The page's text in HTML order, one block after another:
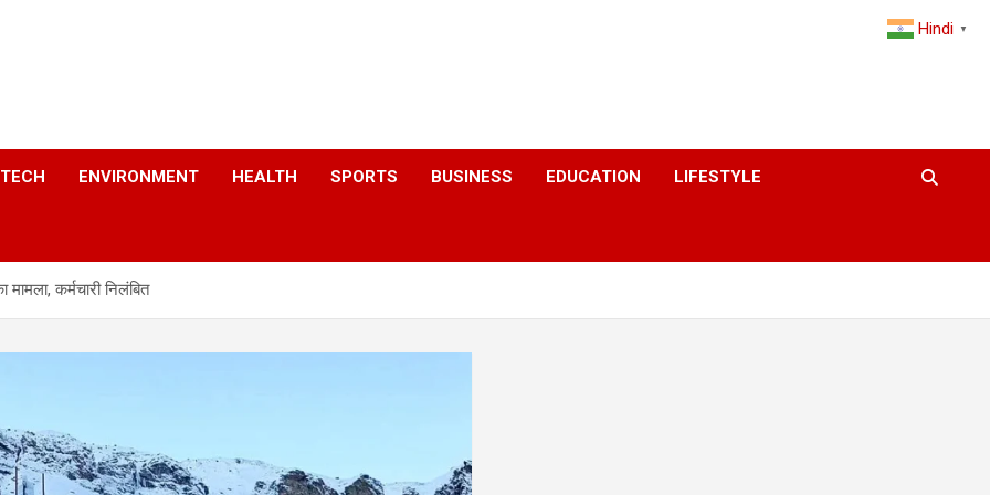
TECH ENVIRONMENT HEALTH SPORTS BUSINESS EDUCATION LIFESTYLE
कर्मचारी निलंबित
Hindi ▼